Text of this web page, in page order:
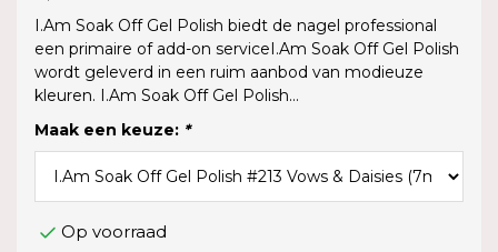
I.Am Soak Off Gel Polish biedt de nagel professional
een primaire of add-on serviceI.Am Soak Off Gel Polish
wordt geleverd in een ruim aanbod van modieuze
kleuren. I.Am Soak Off Gel Polish...
Maak een keuze: *
Op voorraad